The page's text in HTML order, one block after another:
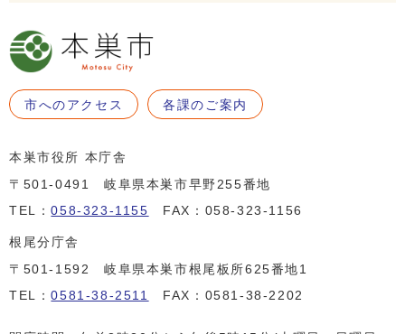
市へのアクセス 各課のご案内
本巣市役所 本庁舎
〒501-0491 岐阜県本巣市早野255番地
TEL：058-323-1155 FAX：058-323-1156
根尾分庁舎
〒501-1592 岐阜県本巣市根尾板所625番地1
TEL：0581-38-2511 FAX：0581-38-2202